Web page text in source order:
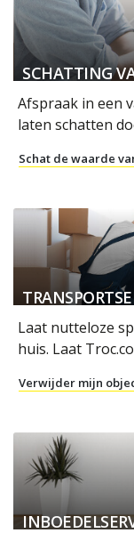
SCHATTING
Afspraak in een
laten schatten
Schat de waarde
Laat nutteloze
huis. Laat
Verwijder mijn